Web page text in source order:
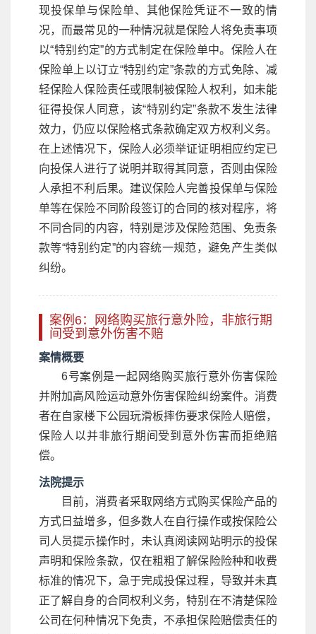
现投保单与保险单、其他保险凭证不一致的情
况，而最常见的一种情况就是保险人将免责事项
以“特别约定”的方式制定在保险单中。保险人在
保险单上以订立“特别约定”条款的方式免除、减
轻保险人保险责任或限制被保险人权利，如未能
征得投保人同意，该“特别约定”条款不发生法律
效力，仍应以保险格式条款确定双方权利义务。
在上述情况下，保险人必须举证证明相应约定已
向投保人进行了说明并取得其同意，否则由保险
人承担不利后果。建议保险人完善投保单与保险
单等在保险不同阶段签订的合同的核对程序，将
不同合同的内容，特别是涉及保险范围、免责条
款等“特别约定”的内容统一规范，避免产生类似
纠纷。
案例6：网络购买旅行意外险，非旅行期
间受到意外伤害不赔
案情概要
6号案例是一起网络购买旅行意外伤害保险
并附加高风险运动意外伤害保险纠纷案件。消费
者在自家楼下公园玩滑板摔伤要求保险人赔偿，
保险人以并非旅行期间受到意外伤害而拒绝赔
偿。
法院提示
目前，消费者采取网络方式购买保险产品的
方式日益增多，但多数人在自行操作或按保险公
司人员提示操作时，未认真阅读网站明示的投保
声明和保险条款，仅在粗粗了解保险险种和收费
标准的情况下，急于完成投保过程，导致并未真
正了解自身的合同权利义务，特别在不清楚保险
公司在何种情况下免责，不承担保险赔偿责任的